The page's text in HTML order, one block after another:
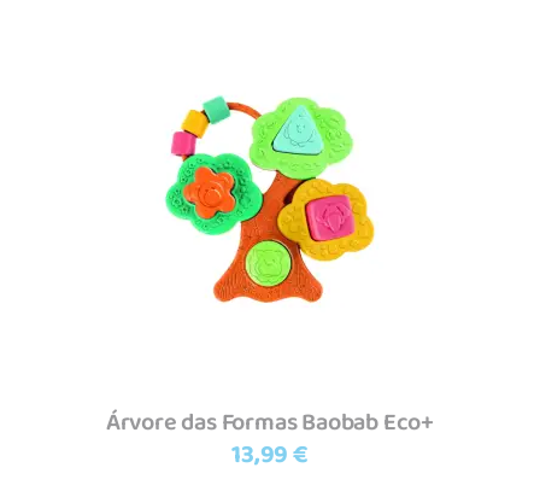
Adicionar
Árvore das Formas Baobab Eco+
13,99€